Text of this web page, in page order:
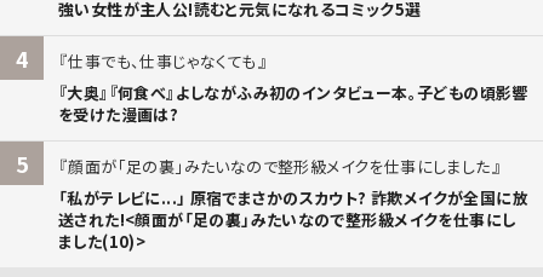
強い女性が主人公!読むと元気になれるコミック5選
4
仕事でも、仕事じゃなくても
『大奥』『何食べ』よしながふみ初のインタビュー本。子どもの頃影響
を受けた漫画は?
5
顔面が「足の裏」みたいなので整形級メイクを仕事にしました
「私がテレビに...」 原宿でまさかのスカウト? 詐欺メイクが全国に放
送された!<顔面が「足の裏」みたいなので整形級メイクを仕事にし
ました(10)>